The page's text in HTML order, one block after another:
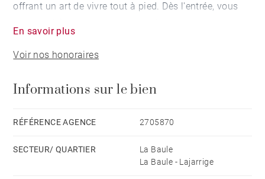
offrant un art de vivre tout à pied. Dès l'entrée, vous
remarquable luminosité et la qualité de ses
prestations. La vaste pièce de réception, agrémentée
belle terrasse, créant une parfaite continuité entre les
des moments de convivialité en toute saison. Pensée
villa propose six chambres, dont une spacieuse suite
En savoir plus
Voir nos honoraires
Informations sur le bien
RÉFÉRENCE AGENCE 2705870
SECTEUR/ QUARTIER
La Baule
La Baule - Lajarrige